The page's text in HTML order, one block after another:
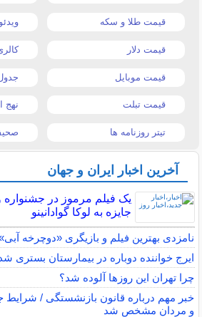
قیمت طلا و سکه
قیمت دلار
قیمت موبایل
قیمت تبلت نهج
تیتر روزنامه ها
آخرین اخبار ایران و جهان
یک فیلم مرموز در جشنواره
جایزه به لوکا گوادانینو
نامزدی بهترین فیلم و بازیگری «دوچرخه آبی» در ۲ جشنواره
ایرج خواننده دوباره در بیمارستان بستری
چرا تهران این روزها آلوده شد؟
خبر مهم درباره قانون بازنشستگی / شرایط
و مردان مشخص شد